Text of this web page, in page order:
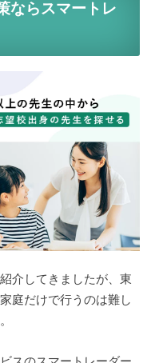
ならスマート
介してきましたが、
家庭だけで行うのは
す。
スのスマートレーダ